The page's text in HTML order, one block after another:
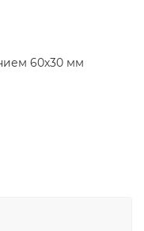
60х30 мм